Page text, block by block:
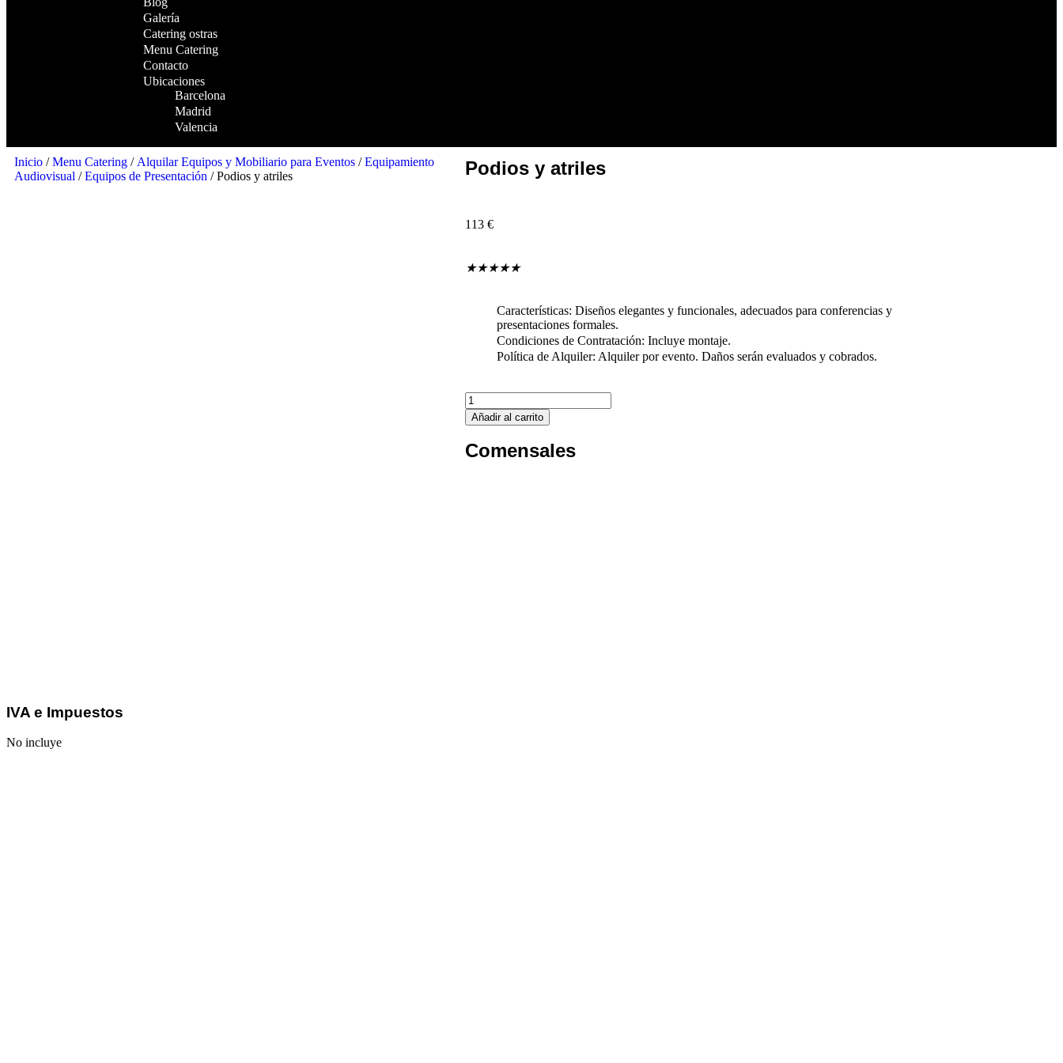
Galería
Catering ostras
Menu Catering
Contacto
Ubicaciones
Barcelona
Madrid
Valencia
Inicio /Menu Catering / Alquilar Equipos y Mobiliario para Eventos /Equipamiento
Audiovisual /Equipos de Presentación / Podios y atriles Podios y atriles
113 €
★★★★★
Características: Diseños elegantes y funcionales, adecuados para conferencias y
presentaciones formales.
Condiciones de Contratación: Incluye montaje.
Política de Alquiler: Alquiler por evento. Daños serán evaluados y cobrados.
Añadir al carrito
Comensales
IVA e Impuestos
No incluye